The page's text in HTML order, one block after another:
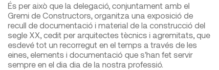
És per això que la delegació, conjuntament amb el
Gremi de Constructors, organitza una exposició de
recull de documentació i material de la construcció del
segle XX, cedit per arquitectes tècnics i agremitats, que
esdevé tot un recorregut en el temps a través de les
eines, elements i documentació que s'han fet servir
sempre en el dia dia de la nostra professió.